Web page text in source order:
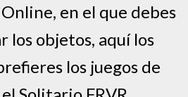
en el que debes
los objetos, aquí los
los juegos de